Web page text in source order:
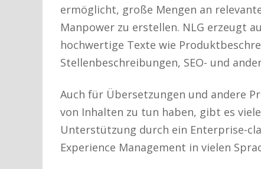
ermöglicht, große Mengen an
Manpower zu erstellen. NLG erzeugt
hochwertige Texte wie
Stellenbeschreibungen, SEO- und
Auch für Übersetzungen und andere
von Inhalten zu tun haben, gibt es
Unterstützung durch ein Enterprise-
Experience Management in vielen